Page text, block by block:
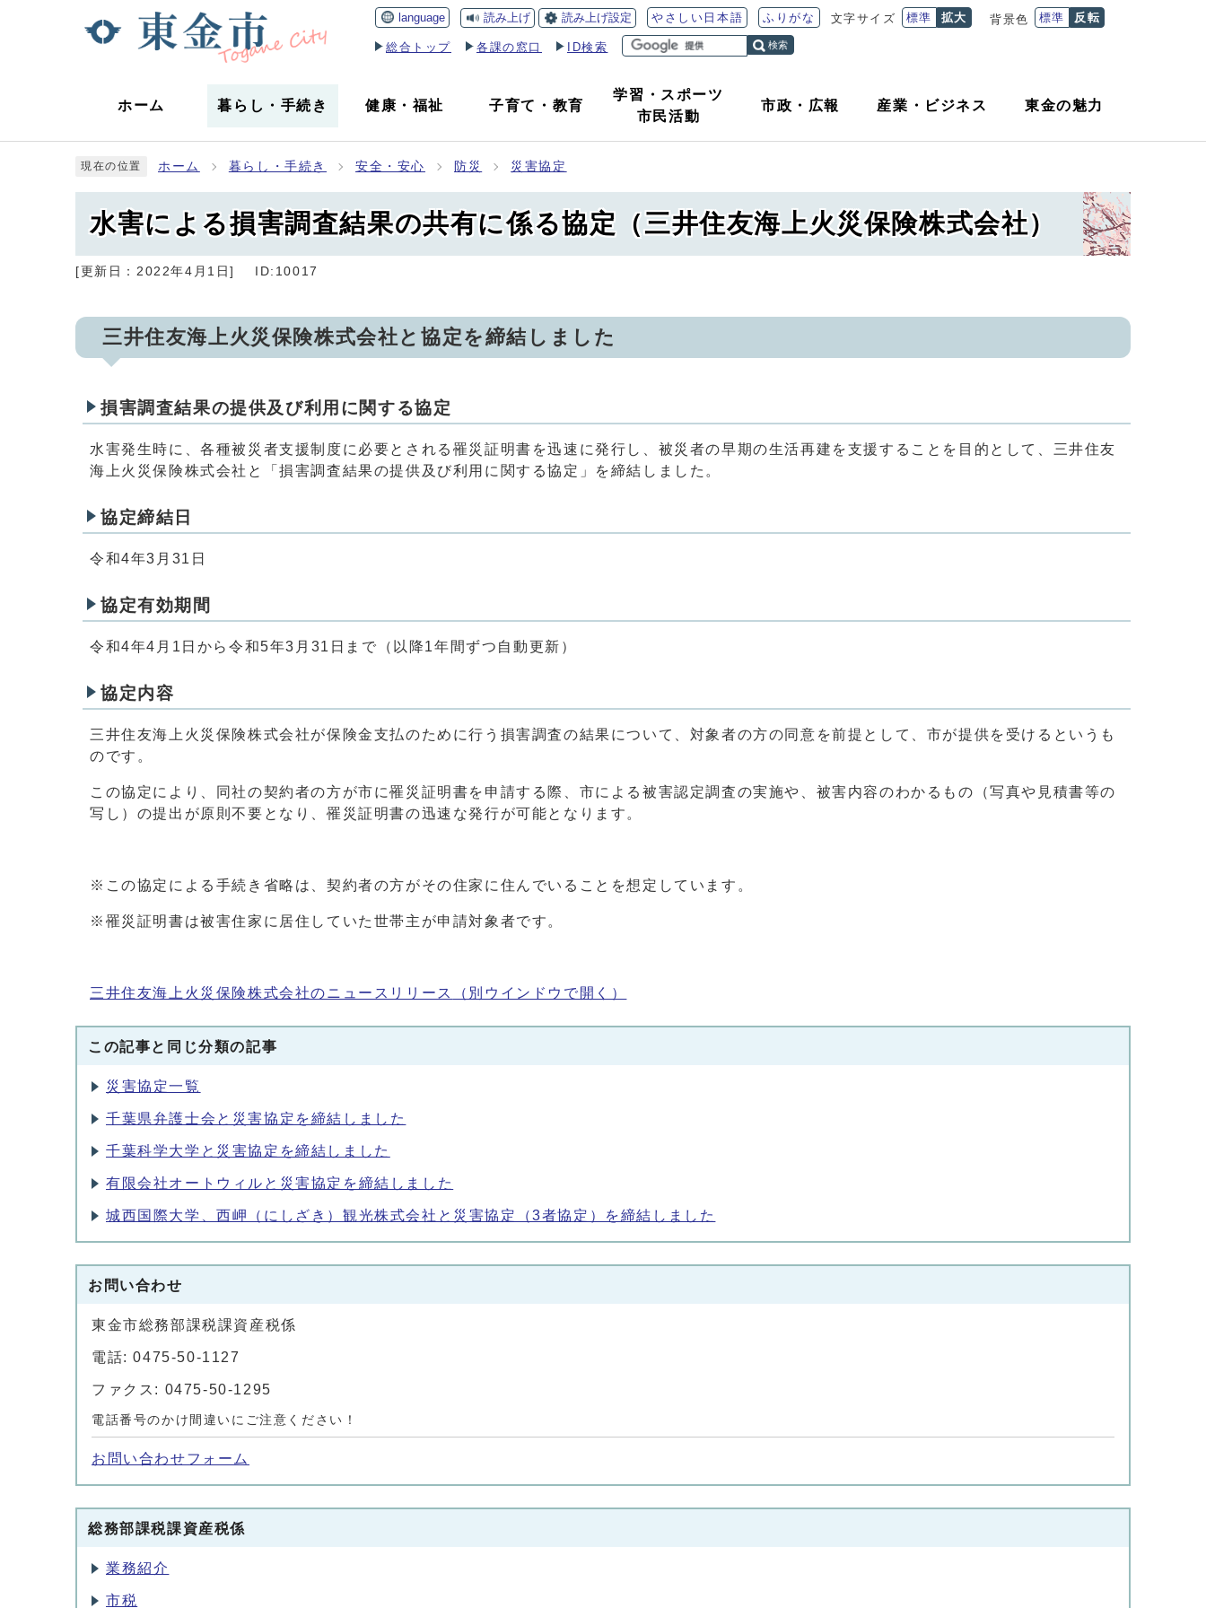
language 読み上げ 読み上げ設定 やさしい日本語 ふりがな 文字サイズ 標準 拡大 背景色 標準 反転
総合トップ 各課の窓口 ID検索 検索
ホーム 暮らし ・ 手続き 健康 ・福祉 子育て ・ 教育
学習・スポーツ
市民活動
市政 ・ 広報 産業 ・ ビジネス 東金の魅力
現在の位置 ホーム 暮らし・手続き 安全・安心 防災 災害協定
水害による損害調査結果の共有に係る協定（三井住友海上火災保険株式会社）
[更新日： 2022年4月1日] ID:10017
三井住友海上火災保険株式会社と協定を締結しました
損害調査結果の提供及び利用に関する協定
水害発生時に、各種被災者支援制度に必要とされる罹災証明書を迅速に発行し、被災者の早期の生活再建を支援することを目的として、三井住友
海上火災保険株式会社と「損害調査結果の提供及び利用に関する協定」を締結しました。
協定締結日
令和4年3月31日
協定有効期間
令和4年4月1日から令和5年3月31日まで（以降1年間ずつ自動更新）
協定内容
三井住友海上火災保険株式会社が保険金支払のために行う損害調査の結果について、対象者の方の同意を前提として、市が提供を受けるというも
のです。
この協定により、同社の契約者の方が市に罹災証明書を申請する際、市による被害認定調査の実施や、被害内容のわかるもの（写真や見積書等の
写し）の提出が原則不要となり、罹災証明書の迅速な発行が可能となります。
※この協定による手続き省略は、契約者の方がその住家に住んでいることを想定しています。
※罹災証明書は被害住家に居住していた世帯主が申請対象者です。
三井住友海上火災保険株式会社のニュースリリース （別ウインドウで開く）
この記事と同じ分類の記事
災害協定一覧
千葉県弁護士会と災害協定を締結しました
千葉科学大学と災害協定を締結しました
有限会社オートウィルと災害協定を締結しました
城西国際大学、西岬（にしざき）観光株式会社と災害協定（3者協定）を締結しました
お問い合わせ
東金市総務部課税課資産税係
電話: 0475-50-1127
ファクス: 0475-50-1295
電話番号のかけ間違いにご注意ください！
お問い合わせフォーム
総務部課税課資産税係
業務紹介
市税